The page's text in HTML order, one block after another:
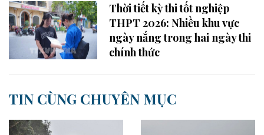
Thời tiết kỳ thi tốt nghiệp
THPT 2026: Nhiều khu vực
ngày nắng trong hai ngày thi
chính thức
TIN CÙNG CHUYÊN MỤC